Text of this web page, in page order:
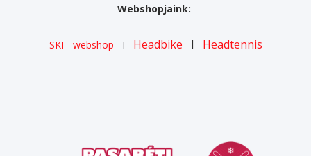
Webshopjaink:
SKI - webshop I Headbike I Headtennis